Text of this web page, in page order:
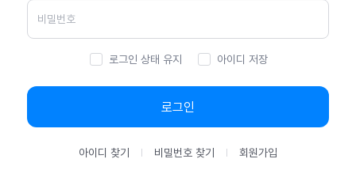
로그인 상태 유지 아이디 저장
로그인
아이디 찾기 비밀번호 찾기 회원가입